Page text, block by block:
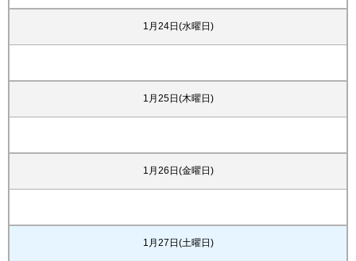
1月24日(水曜日)
1月25日(木曜日)
1月26日(金曜日)
1月27日(土曜日)